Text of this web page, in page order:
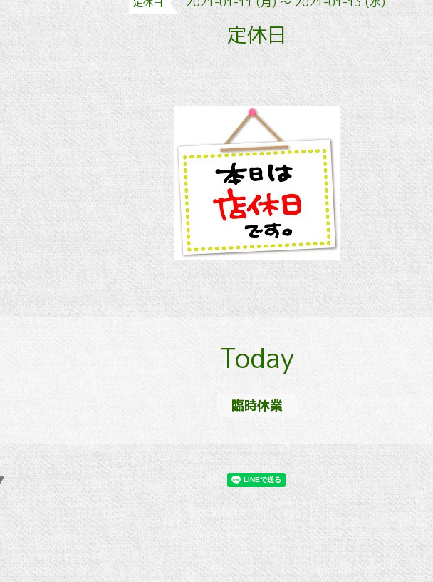
定休日
Today
臨時休業